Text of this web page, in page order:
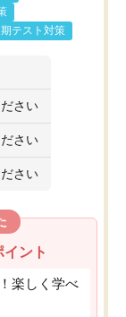
テスト対策
さい
さい
さい
ント
楽しく学べ